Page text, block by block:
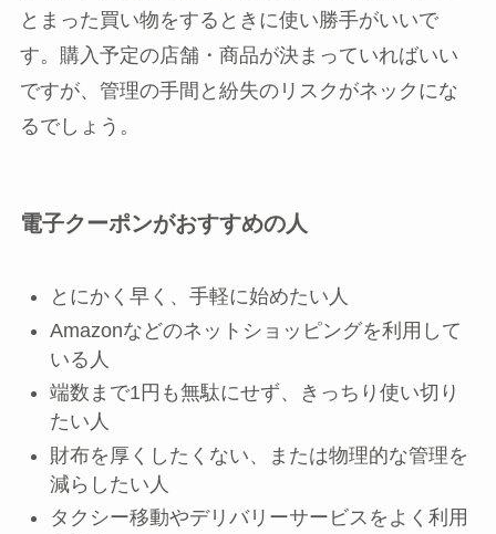
とまった買い物をするときに使い勝手がいいで
す。購入予定の店舗・商品が決まっていればいい
ですが、管理の手間と紛失のリスクがネックにな
るでしょう。
電子クーポンがおすすめの人
とにかく早く、手軽に始めたい人
Amazonなどのネットショッピングを利用して
いる人
端数まで1円も無駄にせず、きっちり使い切り
たい人
財布を厚くしたくない、または物理的な管理を
減らしたい人
タクシー移動やデリバリーサービスをよく利用